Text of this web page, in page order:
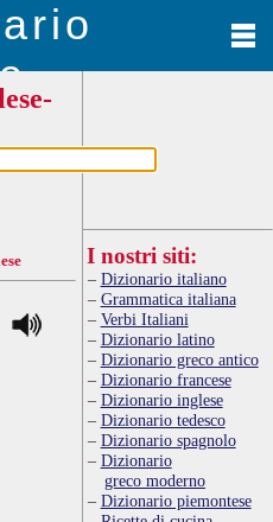
I nostri siti:
Dizionario italiano
Grammatica italiana
Verbi Italiani
Dizionario latino
Dizionario greco antico
Dizionario francese
Dizionario inglese
Dizionario tedesco
Dizionario spagnolo
Dizionario
greco moderno
Dizionario piemontese